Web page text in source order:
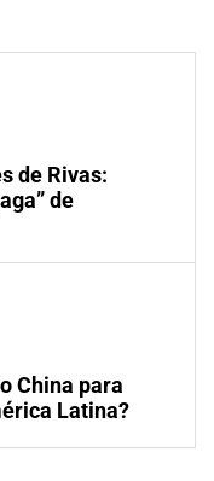
de Rivas:
de
China para
Latina?